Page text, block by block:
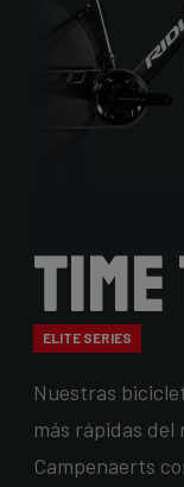
ELITE SERIES
Nuestras
más rápidas del
Campenaerts